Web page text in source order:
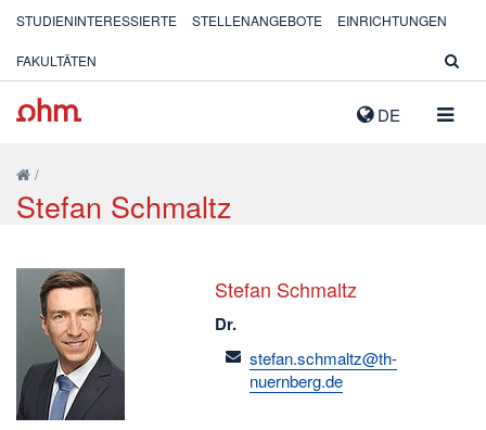
DE
STUDIENINTERESSIERTE STELLENANGEBOTE EINRICHTUNGEN
FAKULTÄTEN
/
Stefan Schmaltz
Stefan Schmaltz
Dr.
email
stefan.schmaltz@th-
nuernberg.de